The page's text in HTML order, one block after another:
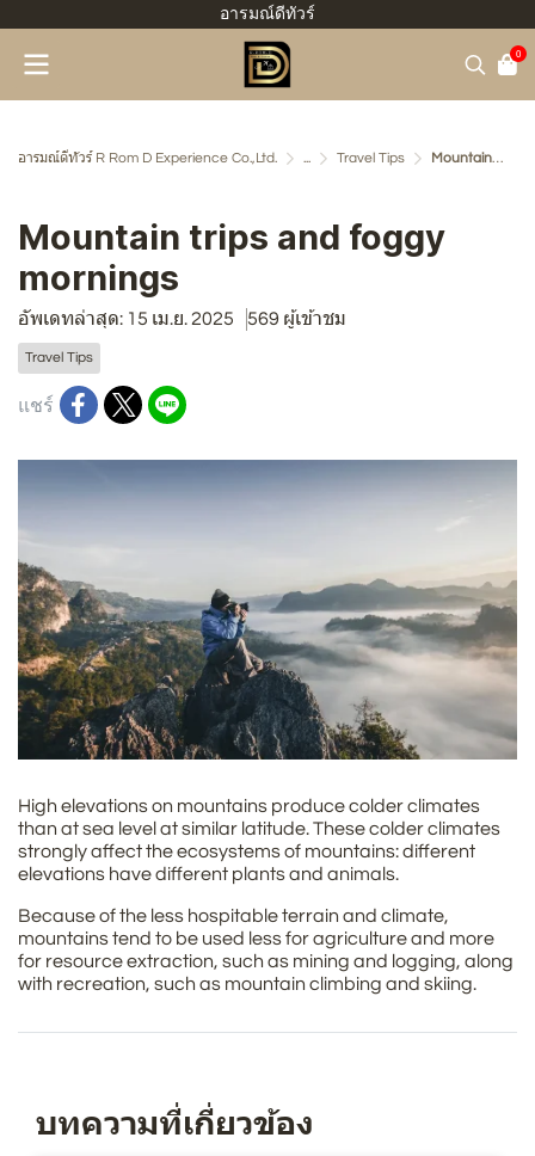
อารมณ์ดีทัวร์
0
อารมณ์ดีทัวร์ R Rom D Experience Co.,Ltd. ... Travel Tips Mountain trips and foggy mornings
Mountain trips and foggy
mornings
อัพเดทล่าสุด: 15 เม.ย. 2025 569 ผู้เข้าชม
Travel Tips
แชร์
High elevations on mountains produce colder climates
than at sea level at similar latitude. These colder climates
strongly affect the ecosystems of mountains: different
elevations have different plants and animals.
Because of the less hospitable terrain and climate,
mountains tend to be used less for agriculture and more
for resource extraction, such as mining and logging, along
with recreation, such as mountain climbing and skiing.
บทความที่เกี่ยวข้อง